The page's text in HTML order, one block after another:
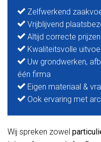
Zelfwerkend
Vrijblijvend
Altijd correcte prijzen
Kwaliteitsvolle
Uw grondwerken,
één firma
Eigen materiaal &
Ook ervaring met
Wij spreken zowel